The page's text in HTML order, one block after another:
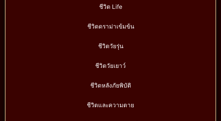
ชีวิต Life
ชีวิตดราม่าเข้มข้น
ชีวิตวัยรุ่น
ชีวิตวัยเยาว์
ชีวิตหลังภัยพิบัติ
ชีวิตและความตาย